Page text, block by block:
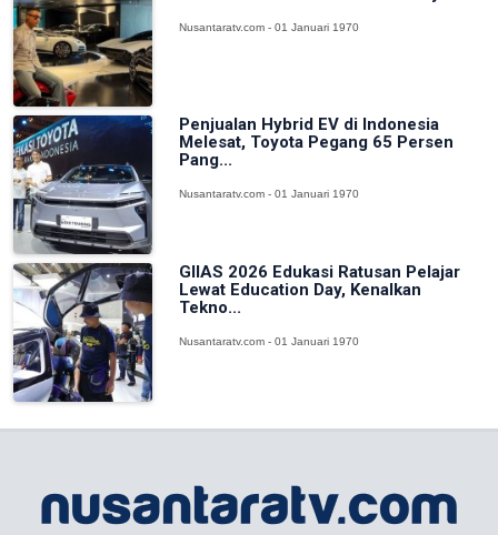
Nusantaratv.com - 01 Januari 1970
Penjualan Hybrid EV di Indonesia
Melesat, Toyota Pegang 65 Persen
Pang...
Nusantaratv.com - 01 Januari 1970
GIIAS 2026 Edukasi Ratusan Pelajar
Lewat Education Day, Kenalkan
Tekno...
Nusantaratv.com - 01 Januari 1970